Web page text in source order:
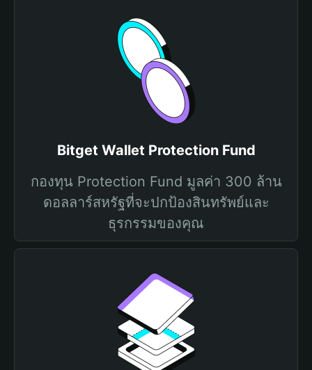
Bitget Wallet Protection Fund
กองทุน Protection Fund มูลค่า 300 ล้าน
ดอลลาร์สหรัฐที่จะปกป้องสินทรัพย์และ
ธุรกรรมของคุณ